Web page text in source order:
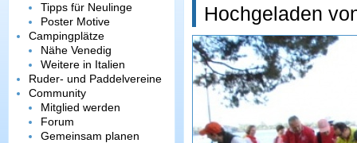
Tipps für Neulinge
Poster Motive
Campingplätze
Nähe Venedig
Weitere in Italien
Ruder- und Paddelvereine
Community
Mitglied werden
Forum
Gemeinsam planen
Hochgeladen